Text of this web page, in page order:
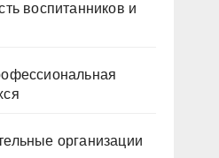
воспитанников и
организации